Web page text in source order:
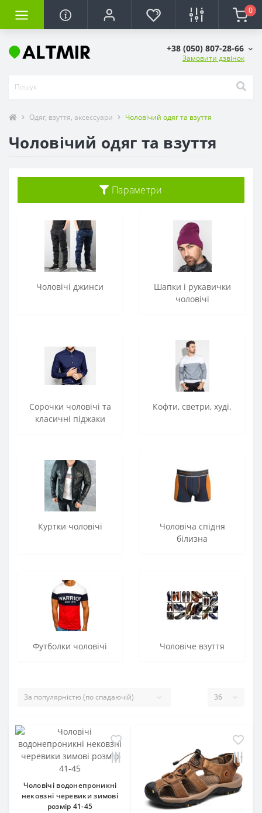
0
+38 (050) 807-28-66
Замовити дзвінок
Одяг, взуття, аксессуари Чоловічий одяг та взуття
Чоловічий одяг та взуття
Параметри
Чоловічі джинси
Шапки і рукавички
чоловічі
Сорочки чоловічі та
класичні піджаки
Кофти, светри, худі.
Куртки чоловічі
Чоловіча спідня
білизна
Футболки чоловічі Чоловіче взуття
Чоловічі водонепроникні
нековзні черевики зимові
розмір 41-45